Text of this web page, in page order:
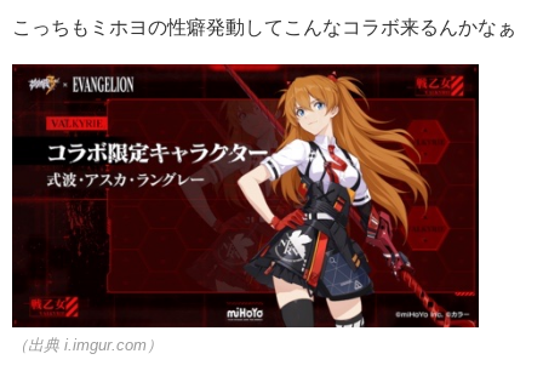
こっちもミホヨの性癖発動してこんなコラボ来るんかなぁ
（出典 i.imgur.com）